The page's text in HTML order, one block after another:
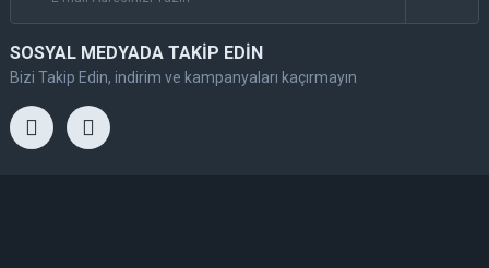
SOSYAL MEDYADA TAKİP EDİN
Bizi Takip Edin, indirim ve kampanyaları kaçırmayın